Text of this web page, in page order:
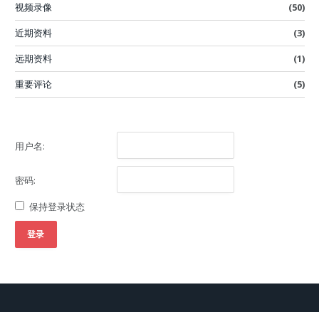
视频录像
(50)
近期资料
(3)
远期资料
(1)
重要评论
(5)
用户名:
密码:
保持登录状态
登录